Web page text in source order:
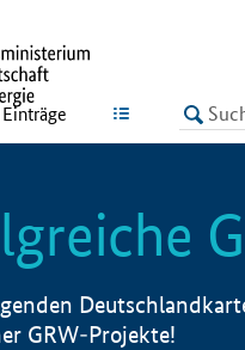
LISTE
Einträge
GRW-Projekte!